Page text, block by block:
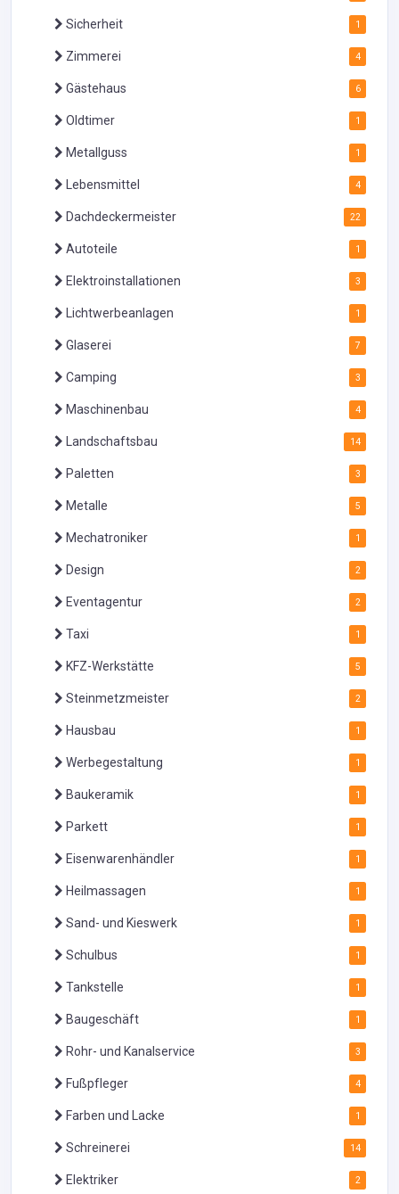
Sicherheit 1
Zimmerei 4
Gästehaus 6
Oldtimer 1
Metallguss 1
Lebensmittel 4
Dachdeckermeister 22
Autoteile 1
Elektroinstallationen 3
Lichtwerbeanlagen 1
Glaserei 7
Camping 3
Maschinenbau 4
Landschaftsbau 14
Paletten 3
Metalle 5
Mechatroniker 1
Design 2
Eventagentur 2
Taxi 1
KFZ-Werkstätte 5
Steinmetzmeister 2
Hausbau 1
Werbegestaltung 1
Baukeramik 1
Parkett 1
Eisenwarenhändler 1
Heilmassagen 1
Sand- und Kieswerk 1
Schulbus 1
Tankstelle 1
Baugeschäft 1
Rohr- und Kanalservice 3
Fußpfleger 4
Farben und Lacke 1
Schreinerei 14
Elektriker 2